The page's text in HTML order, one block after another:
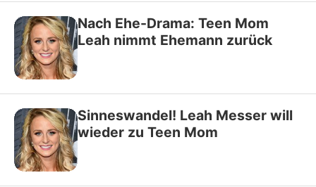
Nach Ehe-Drama: Teen Mom
Leah nimmt Ehemann zurück
Sinneswandel! Leah Messer will
wieder zu Teen Mom